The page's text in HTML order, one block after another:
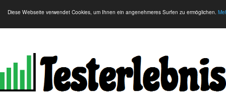
Diese Webseite verwendet Cookies, um Ihnen ein angenehmeres Surfen zu ermöglichen.